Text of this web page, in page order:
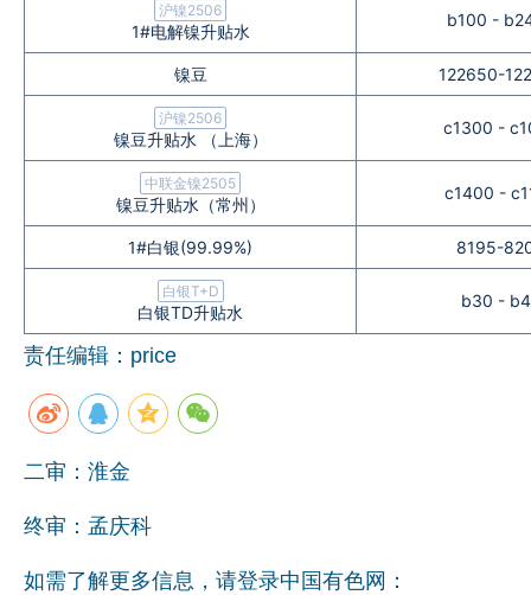
沪镍2506
1#电解镍升贴水
b100 -
镍豆 122650-
沪镍2506
镍豆升贴水 （上海）
c1300 -
中联金镍2505
镍豆升贴水（常州）
c1400 -
1#白银(99.99%) 8195-
白银T+D
白银TD升贴水
b30 -
责任编辑：price
二审：淮金
终审：孟庆科
如需了解更多信息，请登录中国有色网：